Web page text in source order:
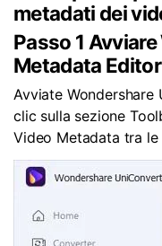
metadati dei
Passo 1 Avviare
Metadata Editor
Avviate
clic sulla sezione
Video Metadata tra le